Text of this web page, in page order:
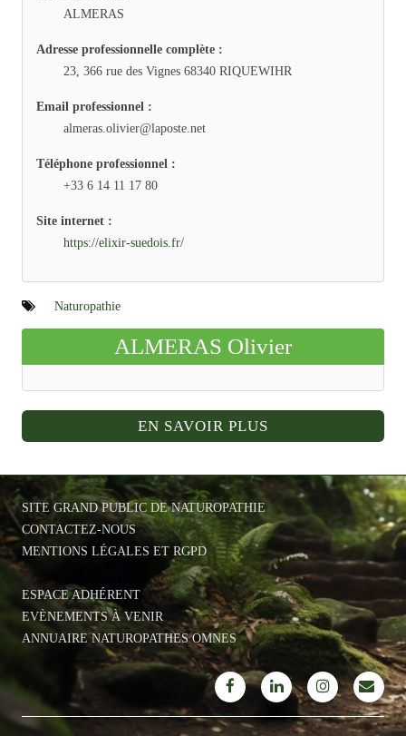
ALMERAS
Adresse professionnelle complète :
23, 366 rue des Vignes 68340 RIQUEWIHR
Email professionnel :
almeras.olivier@laposte.net
Téléphone professionnel :
+33 6 14 11 17 80
Site internet :
https://elixir-suedois.fr/
Naturopathie
ALMERAS Olivier
EN SAVOIR PLUS
SITE GRAND PUBLIC DE NATUROPATHIE
CONTACTEZ-NOUS
MENTIONS LÉGALES ET RGPD
ESPACE ADHÉRENT
EVÈNEMENTS À VENIR
ANNUAIRE NATUROPATHES OMNES